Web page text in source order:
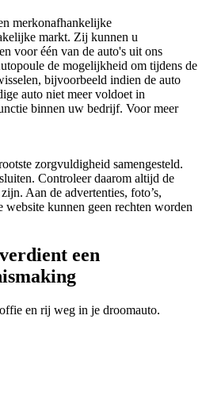
merkonafhankelijke
markt. Zij kunnen u
voor één van de auto's uit ons
de mogelijkheid om tijdens de
bijvoorbeeld indien de auto
auto niet meer voldoet in
binnen uw bedrijf. Voor meer
zorgvuldigheid samengesteld.
Controleer daarom altijd de
Aan de advertenties, foto’s,
website kunnen geen rechten worden
een
en rij weg in je droomauto.